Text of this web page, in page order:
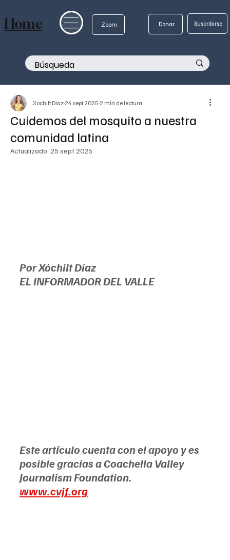
Zoom Donar Suscribirse
Home
Cuidemos del mosquito a nuestra
comunidad latina
Xochilt Diaz 24 sept 2025 2 min de lectura
Actualizado: 25 sept 2025
Por Xóchilt Díaz
EL INFORMADOR DEL VALLE
Este artículo cuenta con el apoyo y es
posible gracias a Coachella Valley
Journalism Foundation.
www.cvjf.org